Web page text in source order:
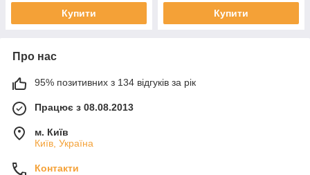
Купити Купити
Про нас
95% позитивних з 134 відгуків за рік
Працює з 08.08.2013
м. Київ
Київ, Україна
Контакти